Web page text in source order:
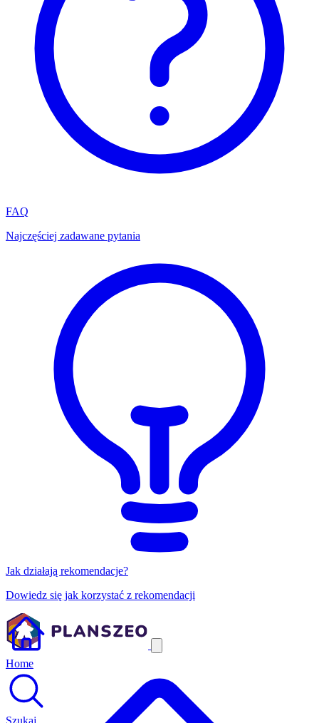
FAQ
Najczęściej zadawane pytania
Jak działają rekomendacje?
Dowiedz się jak korzystać z rekomendacji
Home
Szukaj